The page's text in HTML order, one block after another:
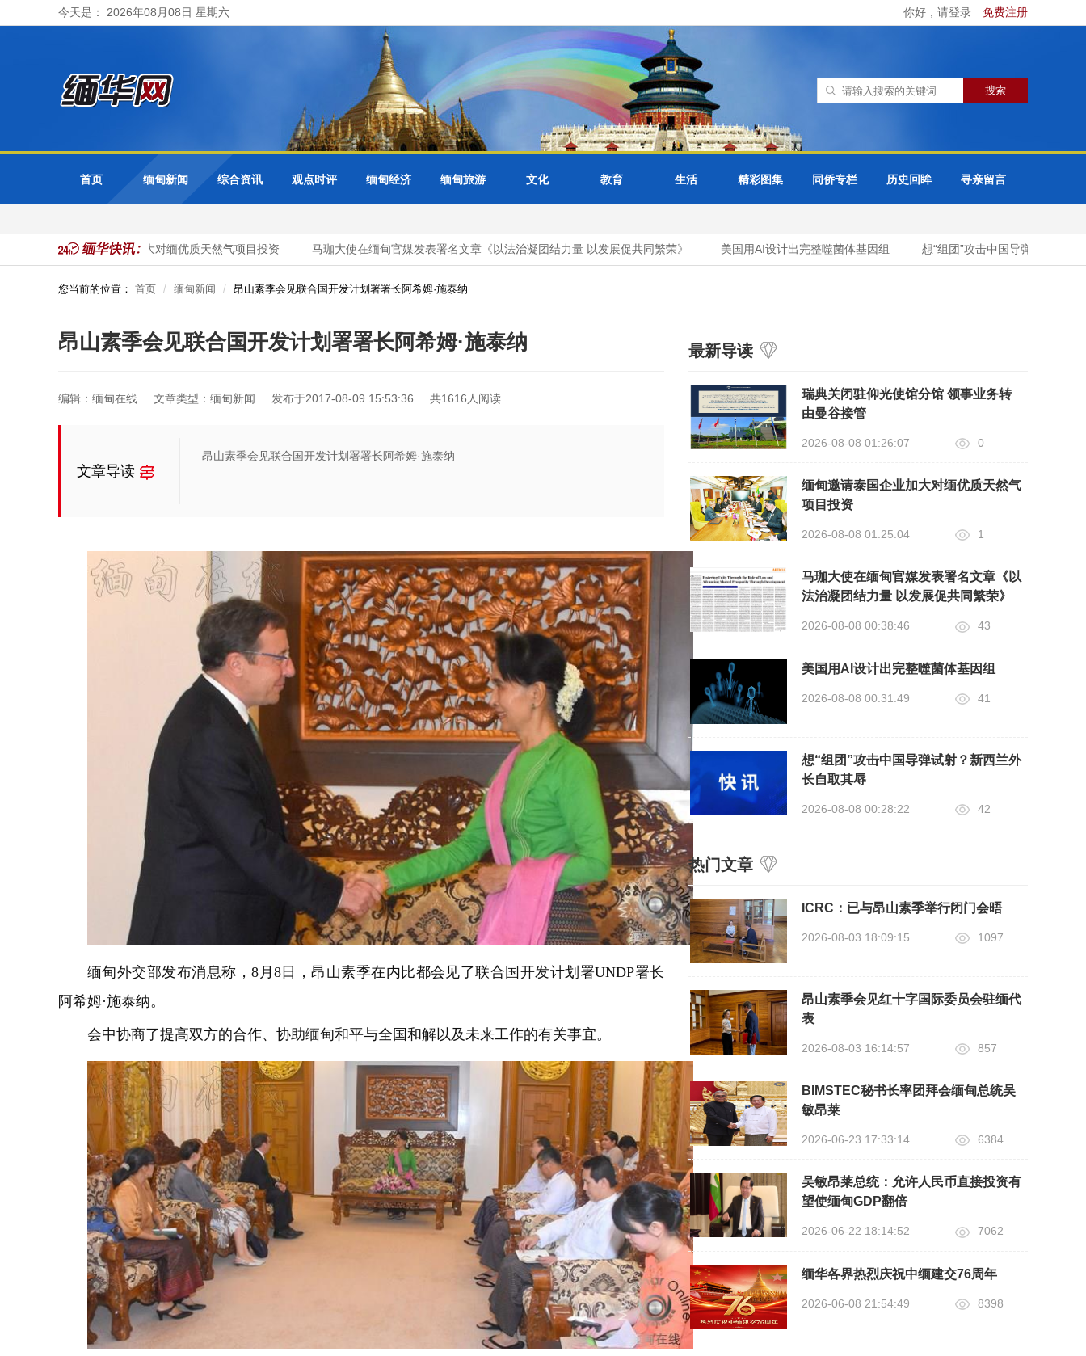
今天是： 2026年08月08日 星期六 你好，请登录 免费注册
首页 缅甸新闻 综合资讯 观点时评 缅甸经济 缅甸旅游 文化 教育 生活 精彩图集 同侨专栏 历史回眸 寻亲留言
缅甸邀请泰国企业加大对缅优质天然气项目投资 马珈大使在缅甸官媒发表署名文章《以法治凝团结力量 以发展促共同繁荣》 美国用AI设计出完整噬菌体基因组 想“组团”攻击中国导弹试射？新西
您当前的位置： 首页 缅甸新闻 昂山素季会见联合国开发计划署署长阿希姆·施泰纳
昂山素季会见联合国开发计划署署长阿希姆·施泰纳
编辑：缅甸在线 文章类型：缅甸新闻 发布于2017-08-09 15:53:36 共1616人阅读
文章导读
昂山素季会见联合国开发计划署署长阿希姆·施泰纳
缅甸外交部发布消息称，8月8日，昂山素季在内比都会见了联合国开发计划署UNDP署长
阿希姆·施泰纳。
会中协商了提高双方的合作、协助缅甸和平与全国和解以及未来工作的有关事宜。
最新导读
瑞典关闭驻仰光使馆分馆 领事业务转
由曼谷接管
2026-08-08 01:26:07 0
缅甸邀请泰国企业加大对缅优质天然气
项目投资
2026-08-08 01:25:04 1
马珈大使在缅甸官媒发表署名文章《以
法治凝团结力量 以发展促共同繁荣》
2026-08-08 00:38:46 43
美国用AI设计出完整噬菌体基因组
2026-08-08 00:31:49 41
想“组团”攻击中国导弹试射？新西兰外
长自取其辱
2026-08-08 00:28:22 42
热门文章
ICRC：已与昂山素季举行闭门会晤
2026-08-03 18:09:15 1097
昂山素季会见红十字国际委员会驻缅代
表
2026-08-03 16:14:57 857
BIMSTEC秘书长率团拜会缅甸总统吴
敏昂莱
2026-06-23 17:33:14 6384
吴敏昂莱总统：允许人民币直接投资有
望使缅甸GDP翻倍
2026-06-22 18:14:52 7062
缅华各界热烈庆祝中缅建交76周年
2026-06-08 21:54:49 8398